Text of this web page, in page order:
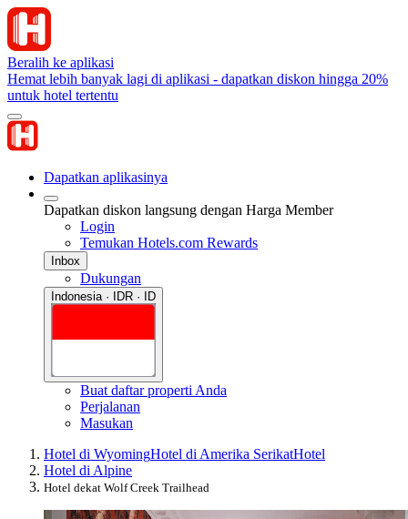
Beralih ke aplikasi
Hemat lebih banyak lagi di aplikasi - dapatkan diskon hingga 20%
untuk hotel tertentu
Dapatkan aplikasinya
Dapatkan diskon langsung dengan Harga Member
Login
Temukan Hotels.com Rewards
Inbox
Dukungan
Indonesia · IDR · ID
Buat daftar properti Anda
Perjalanan
Masukan
Hotel di WyomingHotel di Amerika SerikatHotel
Hotel di Alpine
Hotel dekat Wolf Creek Trailhead